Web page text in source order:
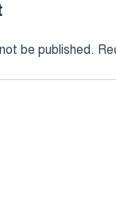
be published.